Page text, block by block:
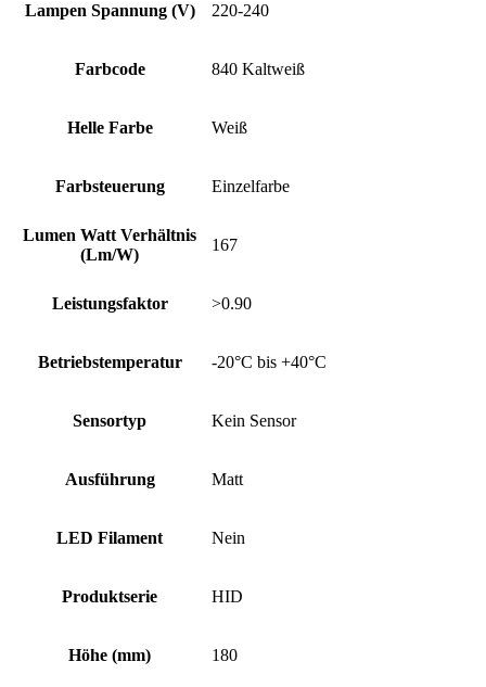
Lampen Spannung (V) 220-240
Farbcode 840 Kaltweiß
Helle Farbe Weiß
Farbsteuerung Einzelfarbe
Lumen Watt Verhältnis
(Lm/W)
167
Leistungsfaktor >0.90
Betriebstemperatur -20°C bis +40°C
Sensortyp Kein Sensor
Ausführung Matt
LED Filament Nein
Produktserie HID
Höhe (mm) 180